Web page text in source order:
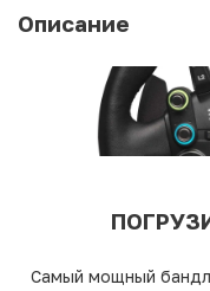
Описание
Самый мощный бандл